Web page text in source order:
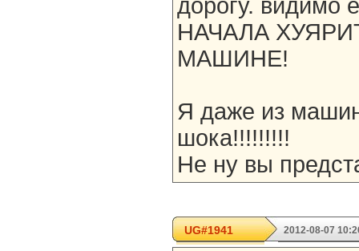
дорогу. видимо
НАЧАЛА
МАШИНЕ!
Я даже из
шока!!!!!!!!!
Не ну вы
UG#1941 2012-08-07